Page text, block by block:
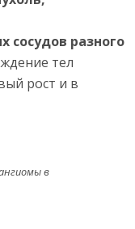
сосудов разного
тел
рост и в
в